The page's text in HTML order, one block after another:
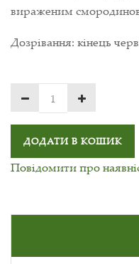
вираженим
Дозрівання: кінець
ДОДАТИ В КОШИК
Повідомити про